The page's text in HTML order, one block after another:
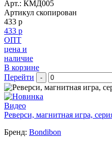
Арт.: КМД005
Артикул скопирован
433 р
433 р
ОПТ
цена и
наличие
В корзине
Перейти
-
Видео
Реверси, магнитная игра,
Бренд: Bondibon